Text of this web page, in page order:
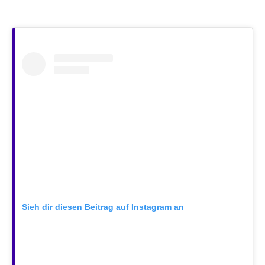
Sieh dir diesen Beitrag auf Instagram an